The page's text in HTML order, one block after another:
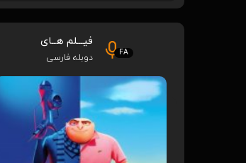
FA
فیـــلم هــای
دوبله فارسی